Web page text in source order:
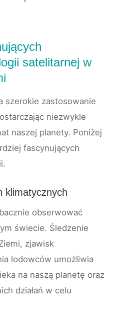
satelitarnej w
szerokie zastosowanie
niezwykle
naszej planety. Poniżej
fascynujących
klimatycznych
obserwować
świecie. Śledzenie
zjawisk
lodowców umożliwia
na naszą planetę oraz
działań w celu